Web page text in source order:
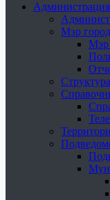
Администрация
Мэр
Мэр